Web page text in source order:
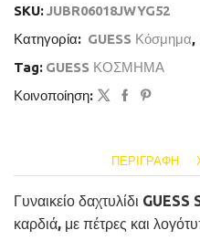
SKU:JUBR06018JWYG52
Κατηγορία: GUESS Κόσμημα,
Tag: GUESS ΚΟΣΜΗΜΑ
Κοινοποίηση:
ΠΕΡΙΓΡΑΦΉ
Γυναικείο δαχτυλίδι
καρδιά, με πέτρες και